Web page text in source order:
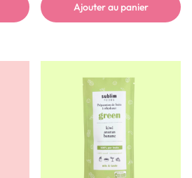
Ajouter au panier